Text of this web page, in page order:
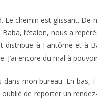
Le chemin est glissant.
l’étalon, nous a
distribue à Fantôme et à
J’ai encore du mal à
dans mon bureau. En bas,
oublié de reporter un